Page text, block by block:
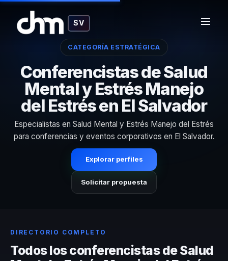
SV
CATEGORÍA ESTRATÉGICA
Conferencistas de Salud
Mental y Estrés Manejo
del Estrés en El Salvador
Especialistas en Salud Mental y Estrés Manejo del Estrés
para conferencias y eventos corporativos en El Salvador.
Explorar perfiles
Solicitar propuesta
DIRECTORIO COMPLETO
Todos los conferencistas de Salud